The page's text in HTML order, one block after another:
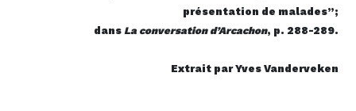
présentation de malades”;
dans La conversation d’Arcachon, p. 288-289.
Extrait par Yves Vanderveken